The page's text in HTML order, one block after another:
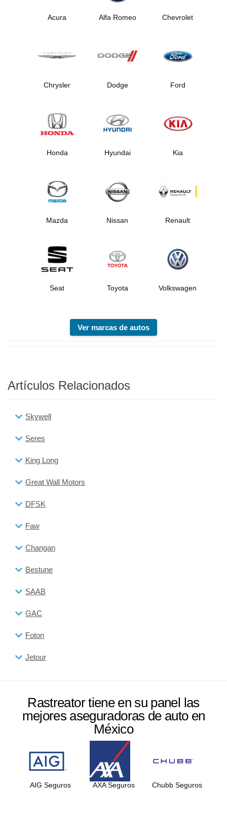
Acura Alfa Romeo Chevrolet
Chrysler Dodge Ford
Honda Hyundai Kia
Mazda Nissan Renault
Seat Toyota Volkswagen
Ver marcas de autos
Artículos Relacionados
Skywell
Seres
King Long
Great Wall Motors
DFSK
Faw
Changan
Bestune
SAAB
GAC
Foton
Jetour
Rastreator tiene en su panel las
mejores aseguradoras de auto en
México
AIG Seguros AXA Seguros Chubb Seguros